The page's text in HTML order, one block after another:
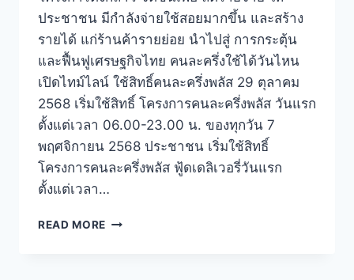
ประชาชน มีกำลังจ่ายใช้สอยมากขึ้น และสร้าง
รายได้ แก่ร้านค้ารายย่อย นำไปสู่ การกระตุ้น
และฟื้นฟูเศรษฐกิจไทย คนละครึ่งใช้ได้วันไหน
เปิดไทม์ไลน์ ใช้สิทธิ์คนละครึ่งพลัส 29 ตุลาคม
2568 เริ่มใช้สิทธิ์ โครงการคนละครึ่งพลัส วันแรก
ตั้งแต่เวลา 06.00-23.00 น. ของทุกวัน 7
พฤศจิกายน 2568 ประชาชน เริ่มใช้สิทธิ์
โครงการคนละครึ่งพลัส ฟู้ดเดลิเวอรี่วันแรก
ตั้งแต่เวลา…
READ MORE